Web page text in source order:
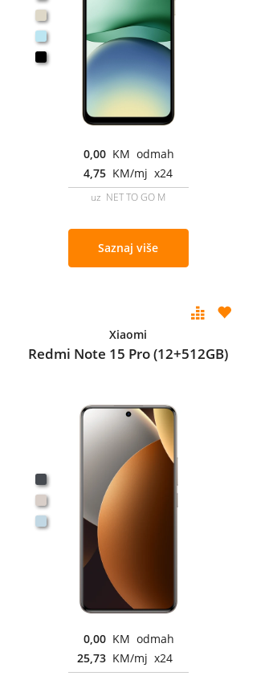
0,00 KM odmah
4,75 KM/mj x24
uz NET TO GO M
Saznaj više
Xiaomi
Redmi Note 15 Pro (12+512GB)
0,00 KM odmah
25,73 KM/mj x24